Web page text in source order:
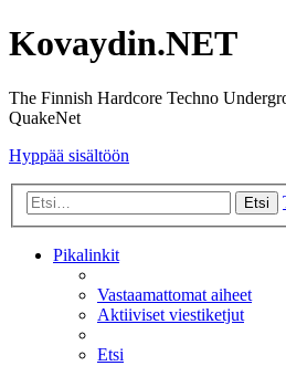
Kovaydin.NET
The Finnish Hardcore Techno
QuakeNet
Hyppää sisältöön
Etsi
Pikalinkit
Vastaamattomat aiheet
Aktiiviset viestiketjut
Etsi